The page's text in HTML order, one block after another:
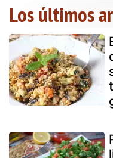
Los últimos